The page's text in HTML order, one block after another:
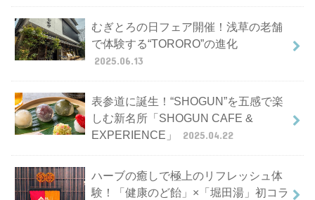
むぎとろの日フェア開催！浅草の老舗
で体験する“TORORO”の進化
2025.06.13
表参道に誕生！“SHOGUN”を五感で楽
しむ新名所「SHOGUN CAFE &
EXPERIENCE」
2025.04.22
ハーブの癒しで極上のリフレッシュ体
験！「健康のど飴」×「堀田湯」初コラ